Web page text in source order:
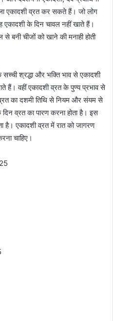
एकादशी व्रत कर सकते हैं। जो लोग
के दिन चावल नहीं खाते हैं।
बनी चीजों को खाने की मनाही होती
सच्ची श्रद्धा और भक्ति भाव से एकादशी
हैं। वहीं एकादशी व्रत के पुण्य प्रभाव से
का दशमी तिथि से नियम और संयम से
दिन व्रत का पारण करना होता है। इस
है। एकादशी व्रत में रात को जागरण
चाहिए।